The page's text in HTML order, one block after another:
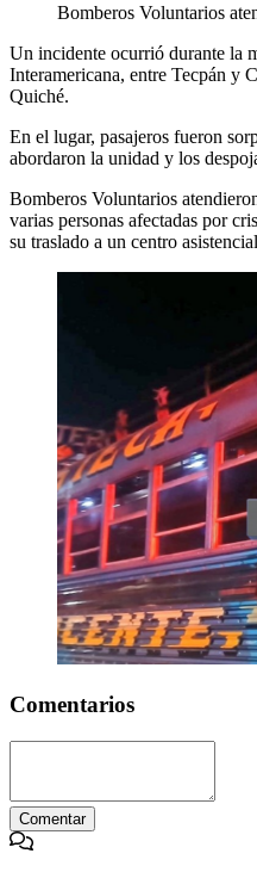
Bomberos Voluntarios
Un incidente ocurrió durante la
Interamericana, entre Tecpán y
Quiché.
En el lugar, pasajeros fueron
abordaron la unidad y los
Bomberos Voluntarios
varias personas afectadas por
su traslado a un centro
Comentarios
Comentar